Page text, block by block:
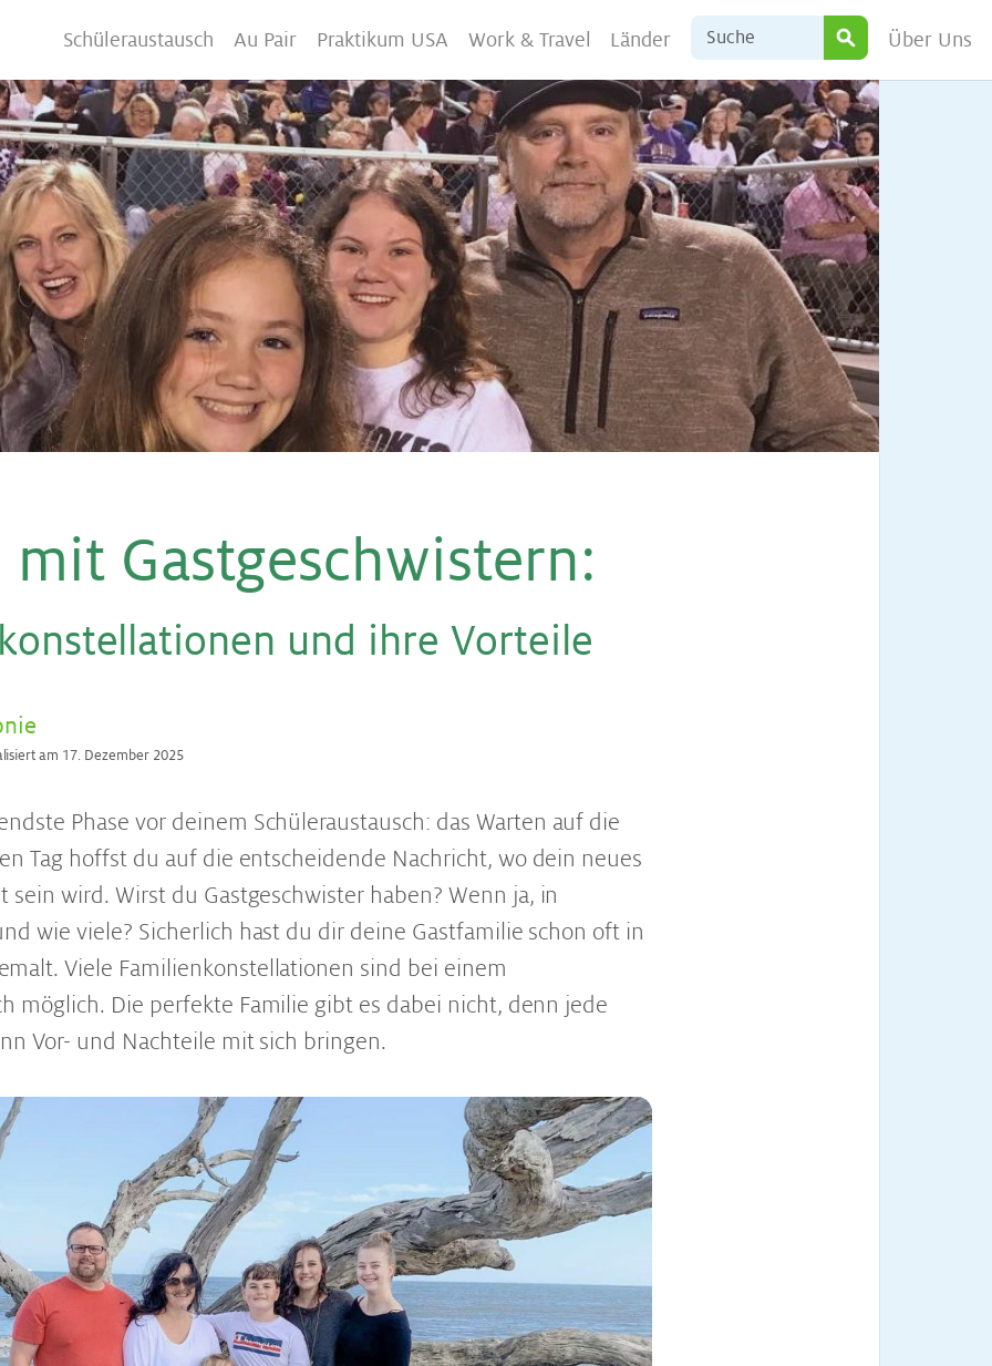
Schüleraustausch Au Pair Praktikum USA Work & Travel Länder Über Uns
mit Gast­ge­schwis­tern:
und ihre Vor­tei­le
am 17. Dezember 2025
Phase vor deinem Schüleraustausch: das Warten auf die
Tag hoffst du auf die entscheidende Nachricht, wo dein neues
sein wird. Wirst du Gastgeschwister haben? Wenn ja, in
wie viele? Sicherlich hast du dir deine Gastfamilie schon oft in
Viele Familienkonstellationen sind bei einem
möglich. Die perfekte Familie gibt es dabei nicht, denn jede
Vor- und Nachteile mit sich bringen.